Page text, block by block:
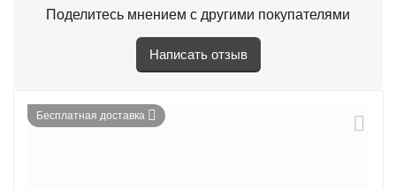
Поделитесь мнением с другими покупателями
Написать отзыв
Бесплатная доставка